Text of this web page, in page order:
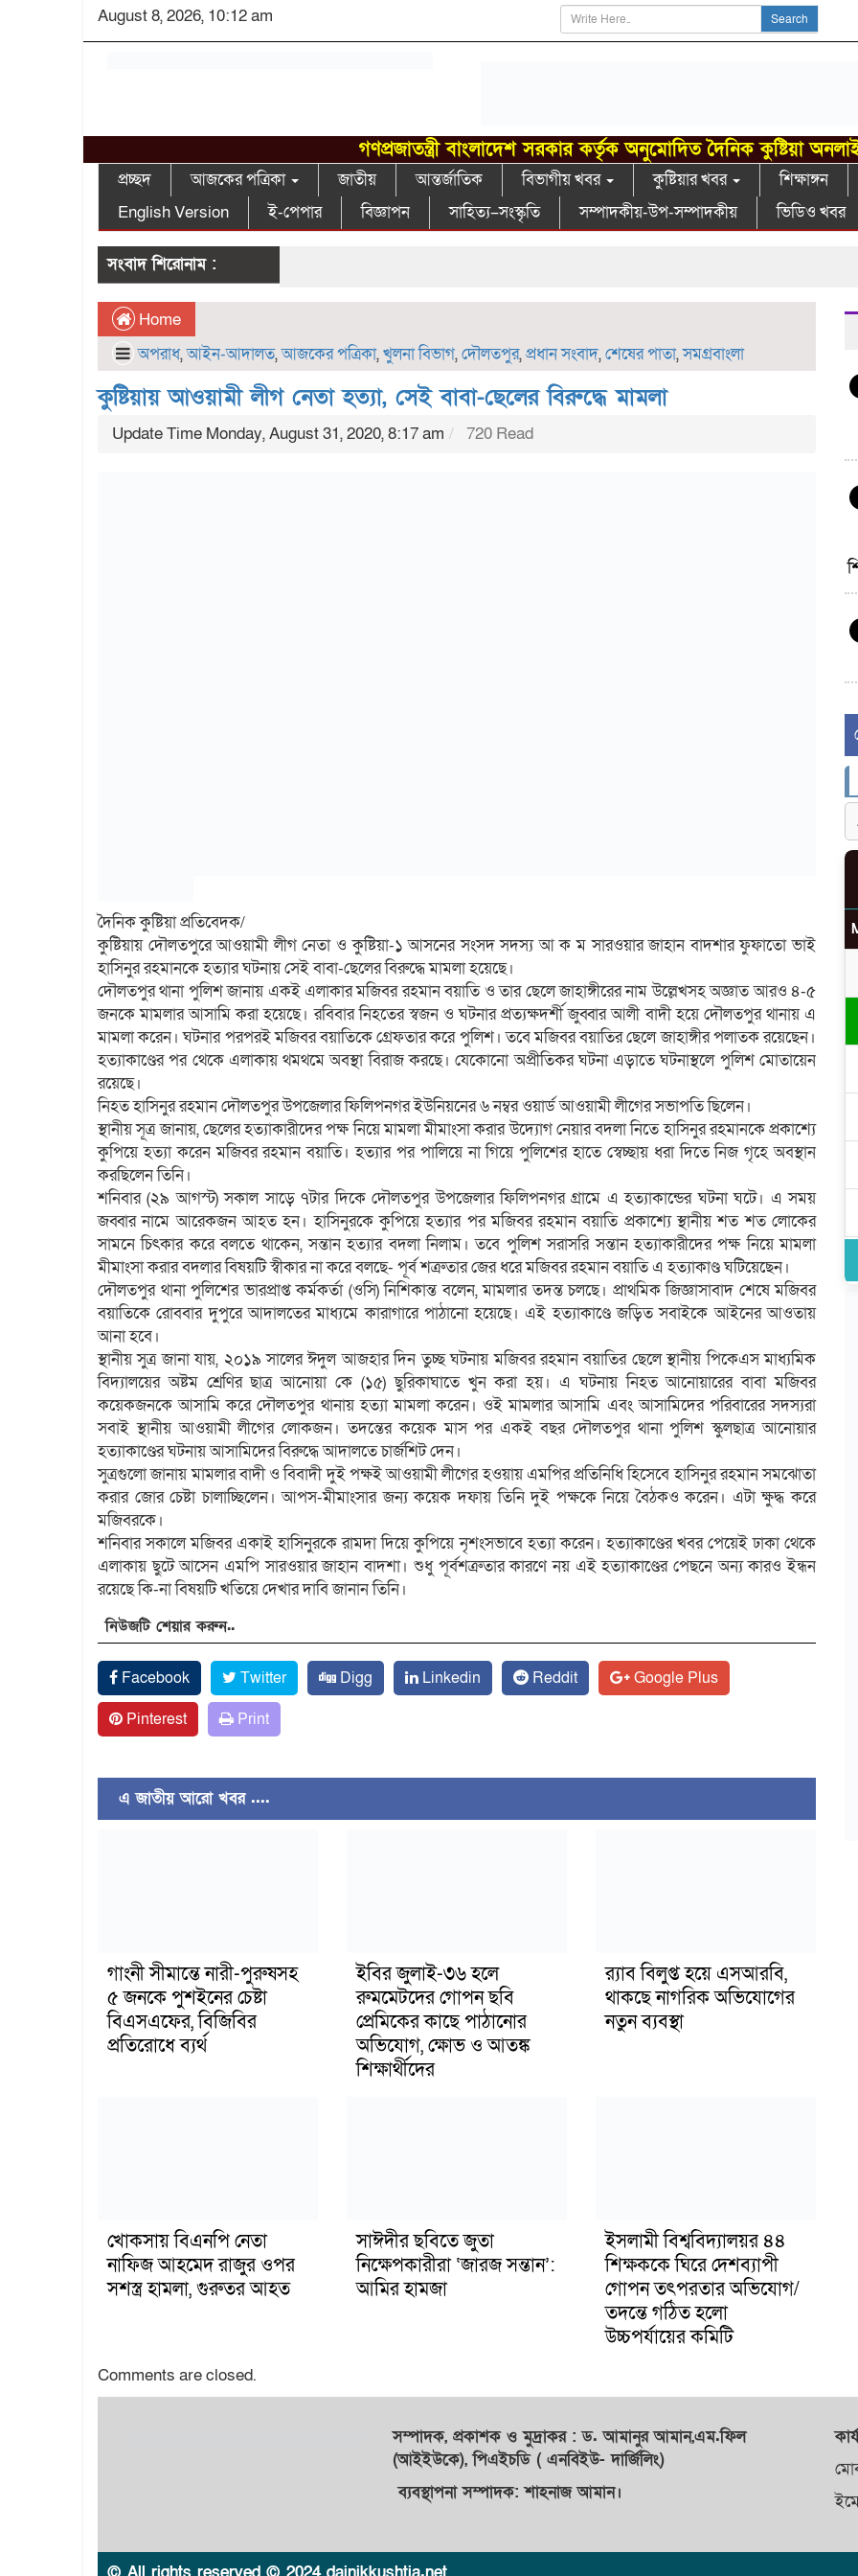
August 8, 2026, 10:12 am Search
গণপ্রজাতন্ত্রী বাংলাদেশ সরকার কর্তৃক অনুমোদিত দৈনিক কুষ্টিয়া
প্রচ্ছদ আজকের পত্রিকা জাতীয় আন্তর্জাতিক বিভাগীয় খবর কুষ্টিয়ার খবর শিক্ষাঙ্গন
English Version
ই-পেপার বিজ্ঞাপন সাহিত্য–সংস্কৃতি সম্পাদকীয়-উপ-সম্পাদকীয় ভিডিও খবর
সংবাদ শিরোনাম :
Home
অপরাধ,আইন-আদালত,আজকের পত্রিকা,খুলনা বিভাগ,দৌলতপুর,প্রধান সংবাদ,শেষের পাতা,সমগ্রবাংলা
কুষ্টিয়ায় আওয়ামী লীগ নেতা হত্যা, সেই বাবা-ছেলের বিরুদ্ধে মামলা
Update Time Monday, August 31, 2020, 8:17 am 720 Read
দৈনিক কুষ্টিয়া প্রতিবেদক/
কুষ্টিয়ায় দৌলতপুরে আওয়ামী লীগ নেতা ও কুষ্টিয়া-১ আসনের সংসদ সদস্য আ ক ম সারওয়ার জাহান বাদশার ফুফাতো ভাই
হাসিনুর রহমানকে হত্যার ঘটনায় সেই বাবা-ছেলের বিরুদ্ধে মামলা হয়েছে।
দৌলতপুর থানা পুলিশ জানায় একই এলাকার মজিবর রহমান বয়াতি ও তার ছেলে জাহাঙ্গীরের নাম উল্লেখসহ অজ্ঞাত আরও ৪-৫
জনকে মামলার আসামি করা হয়েছে। রবিবার নিহতের স্বজন ও ঘটনার প্রত্যক্ষদর্শী জুব্বার আলী বাদী হয়ে দৌলতপুর থানায় এ
মামলা করেন। ঘটনার পরপরই মজিবর বয়াতিকে গ্রেফতার করে পুলিশ। তবে মজিবর বয়াতির ছেলে জাহাঙ্গীর পলাতক রয়েছেন।
হত্যাকাণ্ডের পর থেকে এলাকায় থমথমে অবস্থা বিরাজ করছে। যেকোনো অপ্রীতিকর ঘটনা এড়াতে ঘটনাস্থলে পুলিশ মোতায়েন
রয়েছে।
নিহত হাসিনুর রহমান দৌলতপুর উপজেলার ফিলিপনগর ইউনিয়নের ৬ নম্বর ওয়ার্ড আওয়ামী লীগের সভাপতি ছিলেন।
স্থানীয় সূত্র জানায়, ছেলের হত্যাকারীদের পক্ষ নিয়ে মামলা মীমাংসা করার উদ্যোগ নেয়ার বদলা নিতে হাসিনুর রহমানকে প্রকাশ্যে
কুপিয়ে হত্যা করেন মজিবর রহমান বয়াতি। হত্যার পর পালিয়ে না গিয়ে পুলিশের হাতে স্বেচ্ছায় ধরা দিতে নিজ গৃহে অবস্থান
করছিলেন তিনি।
শনিবার (২৯ আগস্ট) সকাল সাড়ে ৭টার দিকে দৌলতপুর উপজেলার ফিলিপনগর গ্রামে এ হত্যাকান্ডের ঘটনা ঘটে। এ সময়
জব্বার নামে আরেকজন আহত হন। হাসিনুরকে কুপিয়ে হত্যার পর মজিবর রহমান বয়াতি প্রকাশ্যে স্থানীয় শত শত লোকের
সামনে চিৎকার করে বলতে থাকেন, সন্তান হত্যার বদলা নিলাম। তবে পুলিশ সরাসরি সন্তান হত্যাকারীদের পক্ষ নিয়ে মামলা
মীমাংসা করার বদলার বিষয়টি স্বীকার না করে বলছে- পূর্ব শত্রুতার জের ধরে মজিবর রহমান বয়াতি এ হত্যাকাণ্ড ঘটিয়েছেন।
দৌলতপুর থানা পুলিশের ভারপ্রাপ্ত কর্মকর্তা (ওসি) নিশিকান্ত বলেন, মামলার তদন্ত চলছে। প্রাথমিক জিজ্ঞাসাবাদ শেষে মজিবর
বয়াতিকে রোববার দুপুরে আদালতের মাধ্যমে কারাগারে পাঠানো হয়েছে। এই হত্যাকাণ্ডে জড়িত সবাইকে আইনের আওতায়
আনা হবে।
স্থানীয় সুত্র জানা যায়, ২০১৯ সালের ঈদুল আজহার দিন তুচ্ছ ঘটনায় মজিবর রহমান বয়াতির ছেলে স্থানীয় পিকেএস মাধ্যমিক
বিদ্যালয়ের অষ্টম শ্রেণির ছাত্র আনোয়া কে (১৫) ছুরিকাঘাতে খুন করা হয়। এ ঘটনায় নিহত আনোয়ারের বাবা মজিবর
কয়েকজনকে আসামি করে দৌলতপুর থানায় হত্যা মামলা করেন। ওই মামলার আসামি এবং আসামিদের পরিবারের সদস্যরা
সবাই স্থানীয় আওয়ামী লীগের লোকজন। তদন্তের কয়েক মাস পর একই বছর দৌলতপুর থানা পুলিশ স্কুলছাত্র আনোয়ার
হত্যাকাণ্ডের ঘটনায় আসামিদের বিরুদ্ধে আদালতে চার্জশিট দেন।
সুত্রগুলো জানায় মামলার বাদী ও বিবাদী দুই পক্ষই আওয়ামী লীগের হওয়ায় এমপির প্রতিনিধি হিসেবে হাসিনুর রহমান সমঝোতা
করার জোর চেষ্টা চালাচ্ছিলেন। আপস-মীমাংসার জন্য কয়েক দফায় তিনি দুই পক্ষকে নিয়ে বৈঠকও করেন। এটা ক্ষুদ্ধ করে
মজিবরকে।
শনিবার সকালে মজিবর একাই হাসিনুরকে রামদা দিয়ে কুপিয়ে নৃশংসভাবে হত্যা করেন। হত্যাকাণ্ডের খবর পেয়েই ঢাকা থেকে
এলাকায় ছুটে আসেন এমপি সারওয়ার জাহান বাদশা। শুধু পূর্বশত্রুতার কারণে নয় এই হত্যাকাণ্ডের পেছনে অন্য কারও ইন্ধন
রয়েছে কি-না বিষয়টি খতিয়ে দেখার দাবি জানান তিনি।
নিউজটি শেয়ার করুন..
Facebook Twitter Digg Linkedin Reddit
Google Plus
Pinterest
Print
এ জাতীয় আরো খবর ....
গাংনী সীমান্তে নারী-পুরুষসহ
৫ জনকে পুশইনের চেষ্টা
বিএসএফের, বিজিবির
প্রতিরোধে ব্যর্থ
ইবির জুলাই-৩৬ হলে
রুমমেটদের গোপন ছবি
প্রেমিকের কাছে পাঠানোর
অভিযোগ, ক্ষোভ ও আতঙ্ক
শিক্ষার্থীদের
র‍্যাব বিলুপ্ত হয়ে এসআরবি,
থাকছে নাগরিক অভিযোগের
নতুন ব্যবস্থা
খোকসায় বিএনপি নেতা
নাফিজ আহমেদ রাজুর ওপর
সশস্ত্র হামলা, গুরুতর আহত
সাঈদীর ছবিতে জুতা
নিক্ষেপকারীরা ‘জারজ সন্তান’:
আমির হামজা
ইসলামী বিশ্ববিদ্যালয়র ৪৪
শিক্ষককে ঘিরে দেশব্যাপী
গোপন তৎপরতার অভিযোগ/
তদন্তে গঠিত হলো
উচ্চপর্যায়ের কমিটি
Comments are closed.
সম্পাদক, প্রকাশকওমুদ্রাকর: ড. আমানুর আমান,এম.ফিল
(আইইউকে), পিএইচডি ( এনবিইউ- দার্জিলিং)
ব্যবস্থাপনা সম্পাদক: শাহনাজ আমান।